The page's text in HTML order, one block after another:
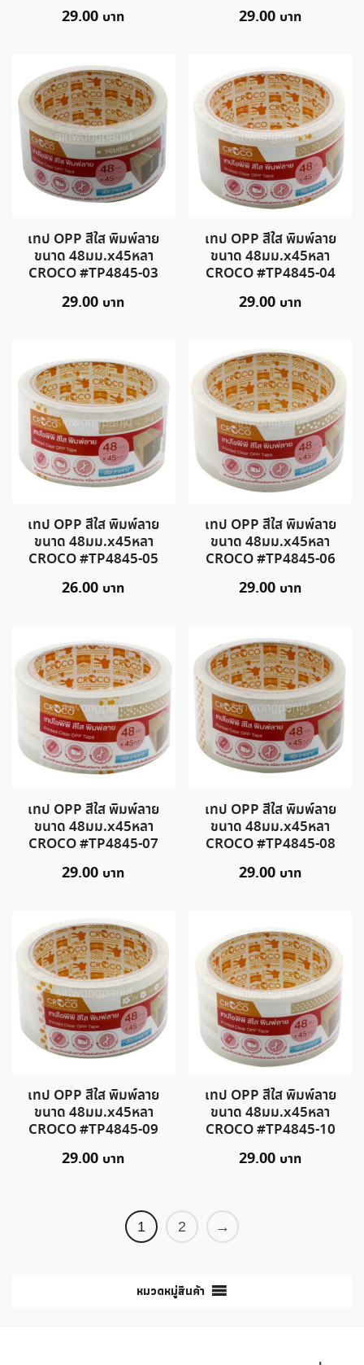
29.00 29.00
เทป OPP สีใส พิมพ์ลาย
ขนาด 48มม.x45หลา
CROCO #TP4845-03
29.00
เทป OPP สีใส พิมพ์ลาย
ขนาด 48มม.x45หลา
CROCO #TP4845-04
29.00
เทป OPP สีใส พิมพ์ลาย
ขนาด 48มม.x45หลา
CROCO #TP4845-05
26.00
เทป OPP สีใส พิมพ์ลาย
ขนาด 48มม.x45หลา
CROCO #TP4845-06
29.00
เทป OPP สีใส พิมพ์ลาย
ขนาด 48มม.x45หลา
CROCO #TP4845-07
29.00
เทป OPP สีใส พิมพ์ลาย
ขนาด 48มม.x45หลา
CROCO #TP4845-08
29.00
เทป OPP สีใส พิมพ์ลาย
ขนาด 48มม.x45หลา
CROCO #TP4845-09
29.00
เทป OPP สีใส พิมพ์ลาย
ขนาด 48มม.x45หลา
CROCO #TP4845-10
29.00
1 2 →
หมวดหมู่สินค้า